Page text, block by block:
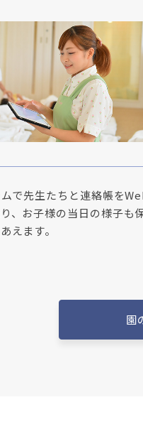
で先生たちと連絡帳を
、お子様の当日の様子も
えます。
園